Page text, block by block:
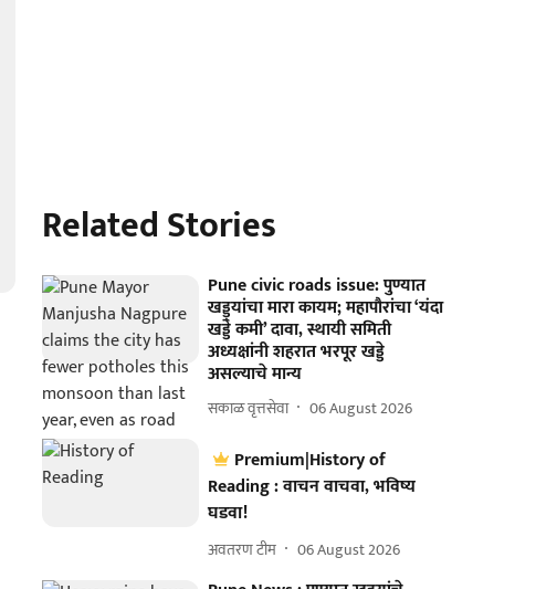
Related Stories
Pune civic roads issue: पुण्यात
खड्ड्यांचा मारा कायम; महापौरांचा ‘यंदा
खड्डे कमी’ दावा, स्थायी समिती
अध्यक्षांनी शहरात भरपूर खड्डे
असल्याचे मान्य
सकाळ वृत्तसेवा 06 August 2026
Premium|History of
Reading : वाचन वाचवा, भविष्य
घडवा!
अवतरण टीम 06 August 2026